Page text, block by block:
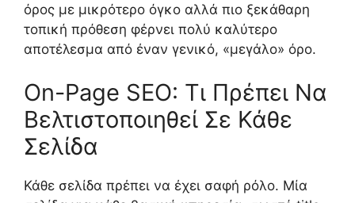
όρος με μικρότερο όγκο αλλά πιο ξεκάθαρη
τοπική πρόθεση φέρνει πολύ καλύτερο
αποτέλεσμα από έναν γενικό, «μεγάλο» όρο.
On-Page SEO: Τι Πρέπει Να
Βελτιστοποιηθεί Σε Κάθε
Σελίδα
Κάθε σελίδα πρέπει να έχει σαφή ρόλο. Μία